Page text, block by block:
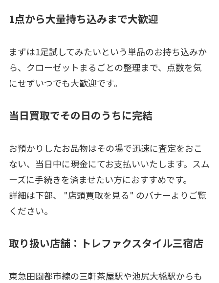
1点から大量持ち込みまで大歓迎
まずは1足試してみたいという単品のお持ち込みか
ら、クローゼットまるごとの整理まで、点数を気
にせずいつでも大歓迎です。
当日買取でその日のうちに完結
お預かりしたお品物はその場で迅速に査定をおこ
ない、当日中に現金にてお支払いいたします。スム
ーズに手続きを済ませたい方におすすめです。
詳細は下部、 "店頭買取を見る" のバナーよりご覧
ください。
取り扱い店舗：トレファクスタイル三宿店
東急田園都市線の三軒茶屋駅や池尻大橋駅からも